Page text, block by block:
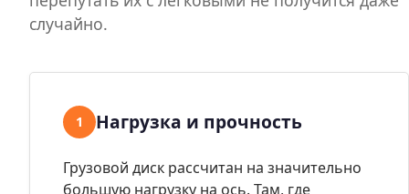
случайно.
1 Нагрузка и прочность
Грузовой диск рассчитан на значительно
большую нагрузку на ось. Там, где